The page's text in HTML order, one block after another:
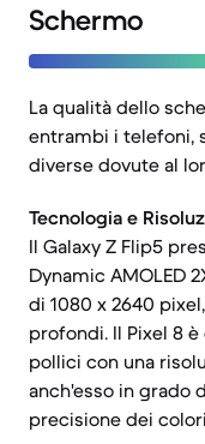
Schermo
La qualità dello
entrambi i telefoni,
diverse dovute al
Tecnologia e
Il Galaxy Z Flip5
Dynamic AMOLED
di 1080 x 2640
profondi. Il Pixel 8
pollici con una
anch'esso in grado
precisione dei